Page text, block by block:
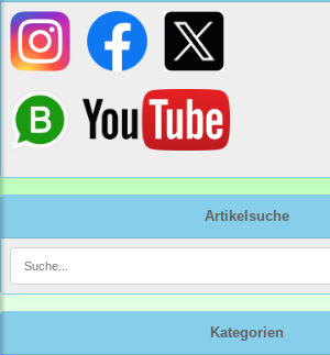
Artikelsuche
Kategorien